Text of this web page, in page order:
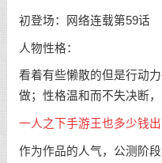
初登场：网络连载第59话
人物性格：
看着有些懒散的但是行动
做；性格温和而不失决断
一人之下手游王也多少钱出
作为作品的人气，公测阶